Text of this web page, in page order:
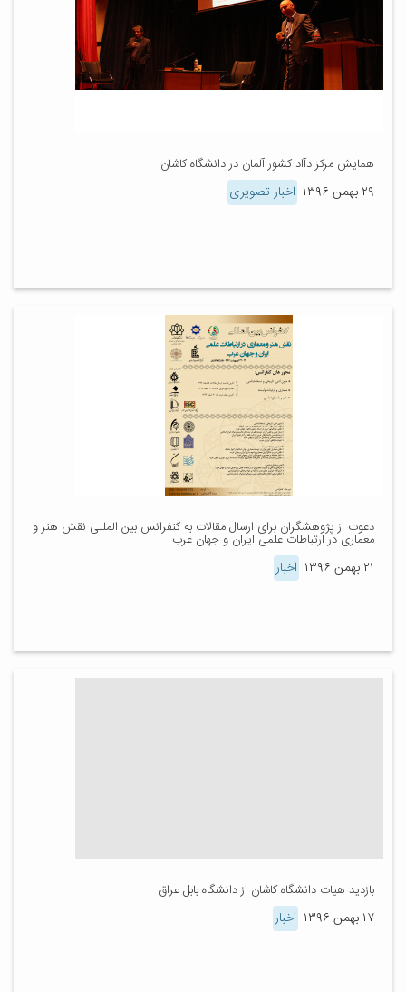
همایش مرکز دآاد کشور آلمان در دانشگاه کاشان
۲۹ بهمن ۱۳۹۶ اخبار تصویری
دعوت از پژوهشگران برای ارسال مقالات به کنفرانس بین المللی نقش هنر و
معماری در ارتباطات علمی ایران و جهان عرب
۲۱ بهمن ۱۳۹۶ اخبار
بازدید هیات دانشگاه کاشان از دانشگاه بابل عراق
۱۷ بهمن ۱۳۹۶ اخبار